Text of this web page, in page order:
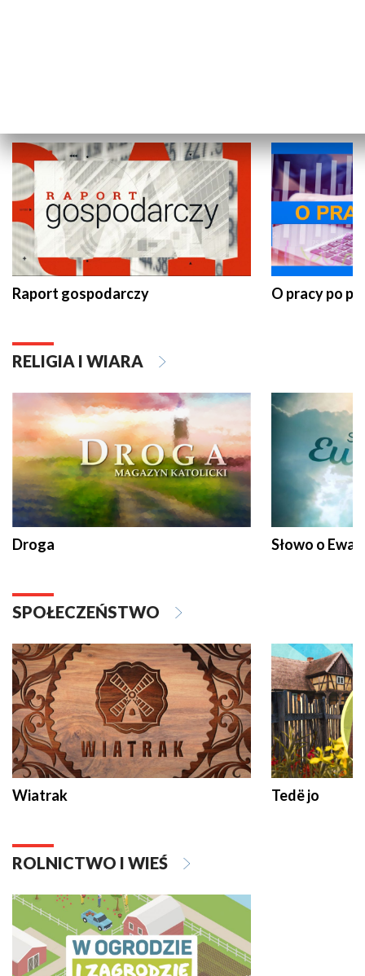
Raport gospodarczy O pracy po
RELIGIA I WIARA
Droga Słowo o
SPOŁECZEŃSTWO
Wiatrak Tedë jo
ROLNICTWO I WIEŚ